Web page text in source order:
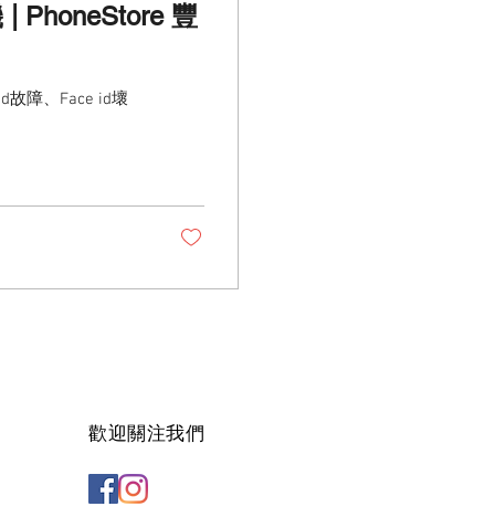
| PhoneStore 豐
故障、Face id壞
歡迎關注我們